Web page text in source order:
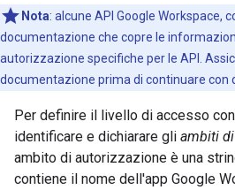
Nota: alcune API Google Workspace,
documentazione che copre le
autorizzazione specifiche per le API.
documentazione prima di continuare con
Per definire il livello di accesso
identificare e dichiarare gli ambiti
ambito di autorizzazione è una
contiene il nome dell'app Google